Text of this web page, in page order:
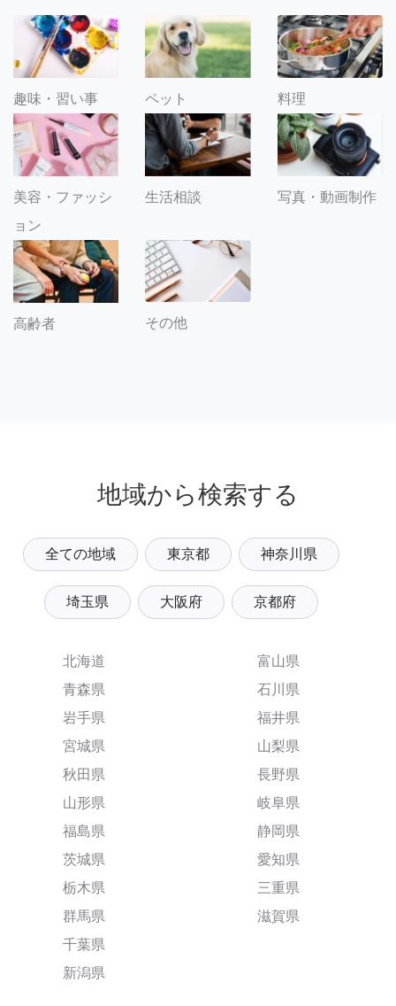
趣味・習い事 ペット 料理
美容・ファッシ
ョン
生活相談 写真・動画制作
高齢者 その他
地域から検索する
全ての地域 東京都 神奈川県
埼玉県 大阪府 京都府
北海道
青森県
岩手県
宮城県
秋田県
山形県
福島県
茨城県
栃木県
群馬県
千葉県
新潟県
富山県
石川県
福井県
山梨県
長野県
岐阜県
静岡県
愛知県
三重県
滋賀県